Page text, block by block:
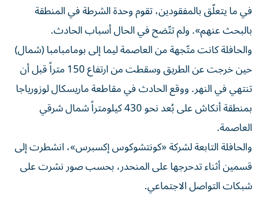
في ما يتعلّق بالمفقودين، تقوم وحدة الشرطة في المنطقة
بالبحث عنهم». ولم تتّضح في الحال أسباب الحادث.
والحافلة كانت متّجهة من العاصمة ليما إلى بومامبامبا (شمال)
حين خرجت عن الطريق وسقطت من ارتفاع 150 متراً قبل أن
تنتهي في النهر. ووقع الحادث في مقاطعة ماريسكال لوزورياجا
بمنطقة أنكاش على بُعد نحو 430 كيلومتراً شمال شرقي
العاصمة.
والحافلة التابعة لشركة «كونتشوكوس إكسبرس»، انشطرت إلى
قسمين أثناء تدحرجها على المنحدر، بحسب صور نشرت على
شبكات التواصل الاجتماعي.